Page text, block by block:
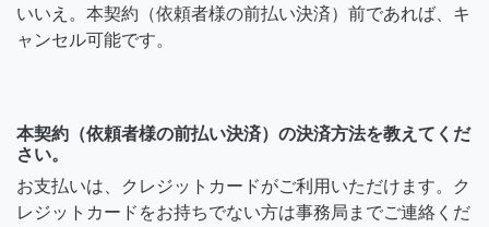
いいえ。本契約（依頼者様の前払い決済）前であれば、キ
ャンセル可能です。
本契約（依頼者様の前払い決済）の決済方法を教えてくだ
さい。
お支払いは、クレジットカードがご利用いただけます。ク
レジットカードをお持ちでない方は事務局までご連絡くだ